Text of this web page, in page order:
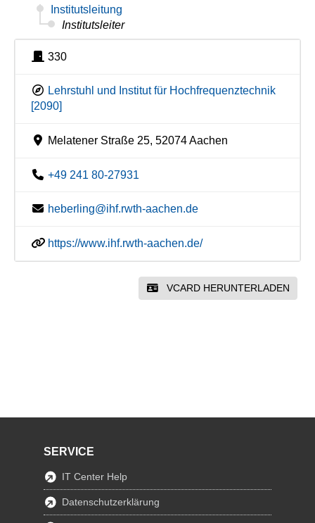
Institutsleitung
Institutsleiter
330
Lehrstuhl und Institut für Hochfrequenztechnik
[2090]
Melatener Straße 25, 52074 Aachen
+49 241 80-27931
heberling@ihf.rwth-aachen.de
https://www.ihf.rwth-aachen.de/
VCARD HERUNTERLADEN
SERVICE
IT Center Help
Datenschutzerklärung